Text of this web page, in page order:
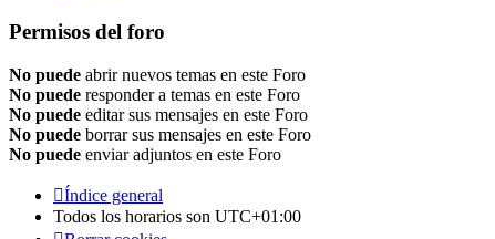
Permisos del foro
No puede abrir nuevos temas en este Foro
No puede responder a temas en este Foro
No puede editar sus mensajes en este Foro
No puede borrar sus mensajes en este Foro
No puede enviar adjuntos en este Foro
Índice general
Todos los horarios son UTC+01:00